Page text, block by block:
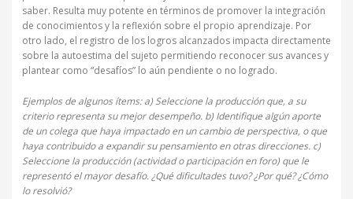
saber. Resulta muy potente en términos de promover la integración
de conocimientos y la reflexión sobre el propio aprendizaje. Por
otro lado, el registro de los logros alcanzados impacta directamente
sobre la autoestima del sujeto permitiendo reconocer sus avances y
plantear como “desafíos” lo aún pendiente o no logrado.
Ejemplos de algunos ítems: a) Seleccione la producción que, a su
criterio representa su mejor desempeño. b) Identifique algún aporte
de un colega que haya impactado en un cambio de perspectiva, o que
haya contribuido a expandir su pensamiento en otras direcciones. c)
Seleccione la producción (actividad o participación en foro) que le
representó el mayor desafío. ¿Qué dificultades tuvo? ¿Por qué? ¿Cómo
lo resolvió?